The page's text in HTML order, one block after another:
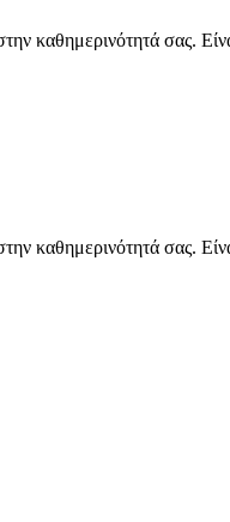
καθημερινότητά σας.
καθημερινότητά σας.